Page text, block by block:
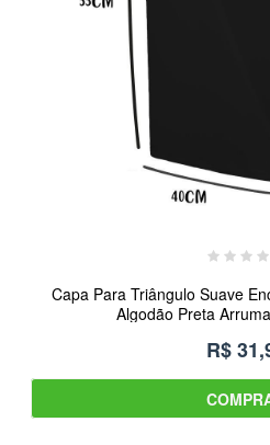
Capa Para Triângulo Suave
Algodão Preta
R$